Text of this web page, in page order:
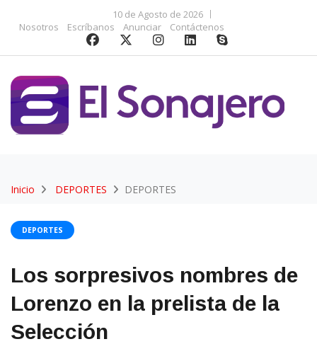
10 de Agosto de 2026
Nosotros
Escríbanos Anunciar Contáctenos
Inicio DEPORTES DEPORTES
DEPORTES
Los sorpresivos nombres de
Lorenzo en la prelista de la
Selección